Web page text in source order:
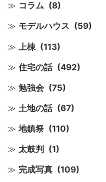
コラム (8)
モデルハウス (59)
上棟 (113)
住宅の話 (492)
勉強会 (75)
土地の話 (67)
地鎮祭 (110)
太鼓判 (1)
完成写真 (109)